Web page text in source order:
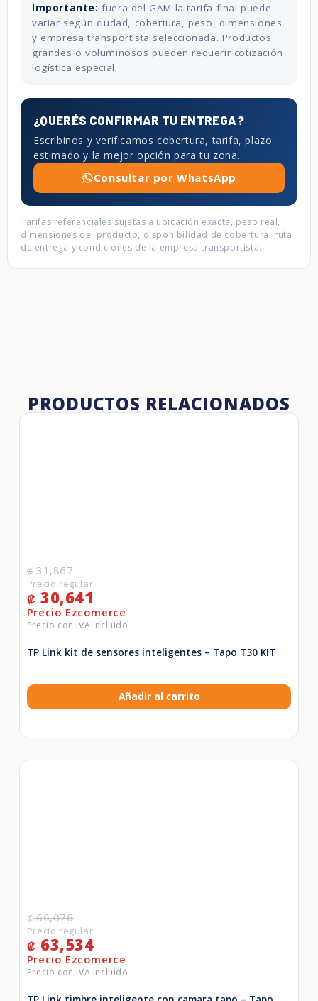
Importante: fuera del GAM la tarifa final puede
variar según ciudad, cobertura, peso, dimensiones
y empresa transportista seleccionada. Productos
grandes o voluminosos pueden requerir cotización
logística especial.
¿QUERÉS CONFIRMAR TU ENTREGA?
Escribinos y verificamos cobertura, tarifa, plazo
estimado y la mejor opción para tu zona.
Consultar por WhatsApp
Tarifas referenciales sujetas a ubicación exacta, peso real,
dimensiones del producto, disponibilidad de cobertura, ruta
de entrega y condiciones de la empresa transportista.
PRODUCTOS RELACIONADOS
₡31,867
₡ 30,641
TP Link kit de sensores inteligentes – Tapo T30 KIT
Añadir al carrito
₡66,076
₡ 63,534